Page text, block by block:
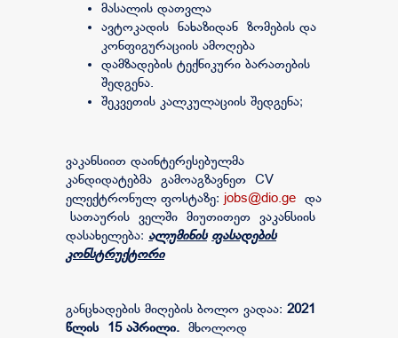
მასალის დათვლა
ავტოკადის ნახაზიდან ზომების და
კონფიგურაციის ამოღება
დამზადების ტექნიკური ბარათების
შედგენა.
შეკვეთის კალკულაციის შედგენა;
ვაკანსიით დაინტერესებულმა
კანდიდატებმა გამოაგზავნეთ CV
ელექტრონულ ფოსტაზე: jobs@dio.ge და
სათაურის ველში მიუთითეთ ვაკანსიის
დასახელება: ალუმინის ფასადების
კონსტრუქტორი
განცხადების მიღების ბოლო ვადაა: 2021
წლის 15 აპრილი. მხოლოდ